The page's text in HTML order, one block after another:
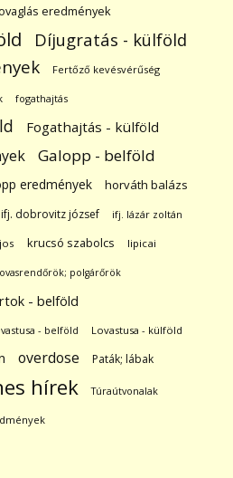
eredmények
Díjugratás - külföld
Fertőző kevésvérűség
fogathajtás
Fogathajtás - külföld
Galopp - belföld
eredmények horváth balázs
ifj. dobrovitz józsef ifj. lázár zoltán
krucsó szabolcs lipicai
polgárőrök
- belföld
- belföld Lovastusa - külföld
overdose Paták; lábak
hírek Túraútvonalak